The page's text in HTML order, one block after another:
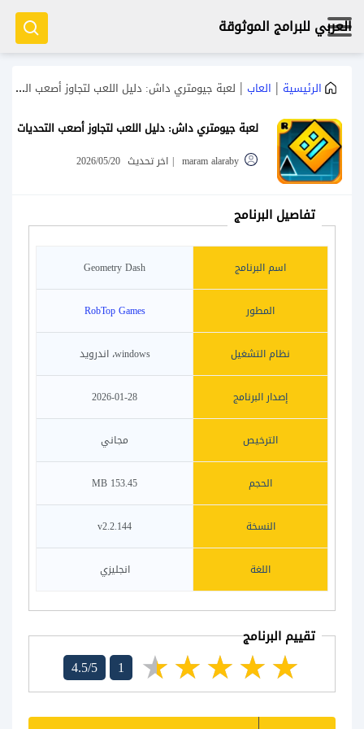
العربي للبرامج الموثوقة
الرئيسية | العاب | لعبة جيومتري داش: دليل اللعب لتجاوز أصعب التحديات
لعبة جيومتري داش: دليل اللعب لتجاوز أصعب التحديات
maram alaraby
| اخر تحديث 2026/05/20
تفاصيل البرنامج
اسم البرنامج Geometry Dash
المطور RobTop Games
نظام التشغيل windows، اندرويد
إصدار البرنامج 2026-01-28
الترخيص مجاني
الحجم 153.45 MB
النسخة v2.2.144
اللغة انجليزي
تقييم البرنامج
4.5/5 1